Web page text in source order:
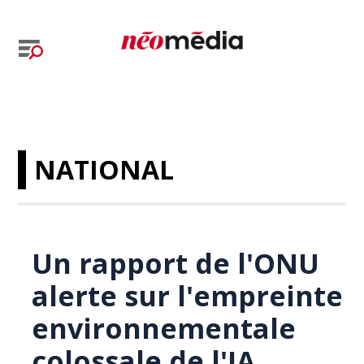
NATIONAL
Un rapport de l'ONU
alerte sur l'empreinte
environnementale